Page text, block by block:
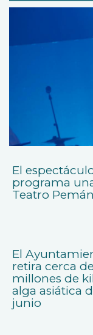
El
programa
Teatro Pemán
El
retira cerca de
millones de
alga asiática
junio